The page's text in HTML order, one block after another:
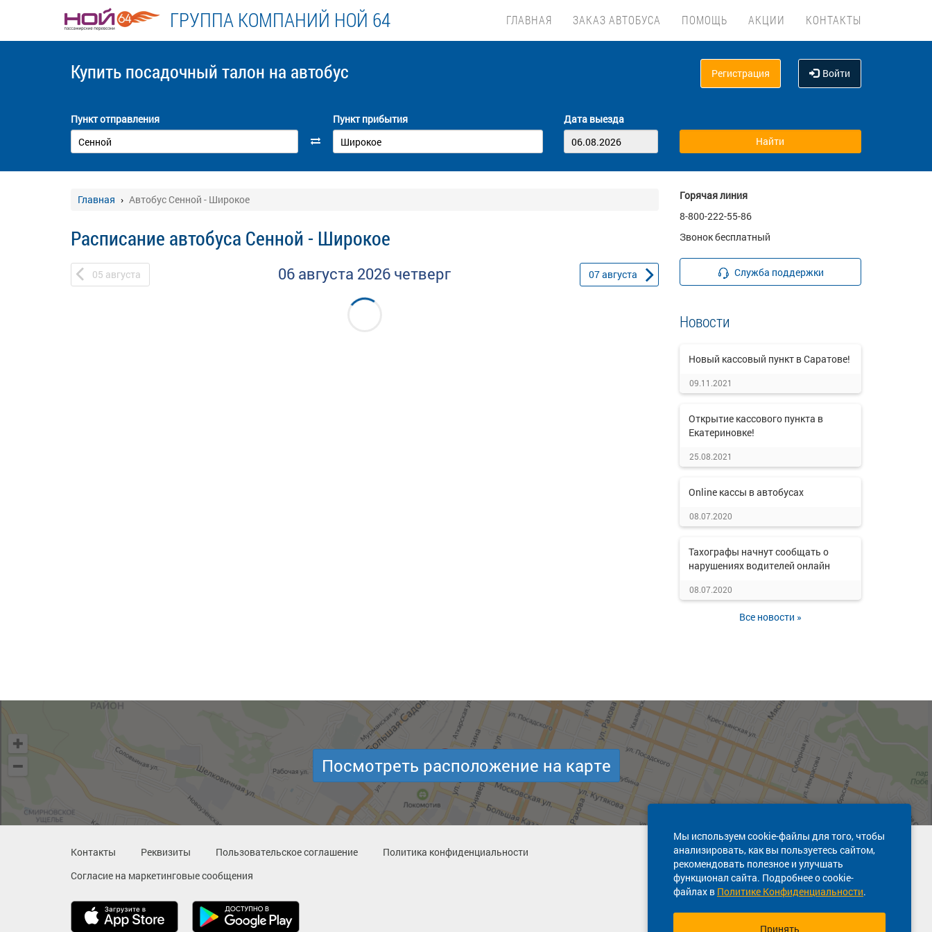
ГРУППА КОМПАНИЙ НОЙ 64 ГЛАВНАЯ ЗАКАЗ АВТОБУСА ПОМОЩЬ АКЦИИ КОНТАКТЫ
Купить посадочный талон на автобус Регистрация Войти
Пункт отправления Пункт прибытия Дата выезда
Главная Автобус Сенной - Широкое
Расписание автобуса Сенной - Широкое
05 августа 06 августа 2026 четверг 07августа
Горячая линия
8-800-222-55-86
Звонок бесплатный
Служба поддержки
Новости
Новый кассовый пункт в Саратове!
09.11.2021
Открытие кассового пункта в
Екатериновке!
25.08.2021
Online кассы в автобусах
08.07.2020
Тахографы начнут сообщать о
нарушениях водителей онлайн
08.07.2020
Все новости »
Мы используем cookie-файлы для того, чтобы
анализировать, как вы пользуетесь сайтом,
рекомендовать полезное и улучшать
функционал сайта. Подробнее о cookie-
файлах в Политике Конфиденциальности.
Принять
Посмотреть расположение на карте
Контакты Реквизиты Пользовательское соглашение
Политика конфиденциальности
Согласие на маркетинговые сообщения
Техническая поддержка сайта
8 800 600-03-38